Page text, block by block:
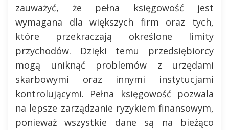
zauważyć, że pełna księgowość jest
wymagana dla większych firm oraz tych,
które przekraczają określone limity
przychodów. Dzięki temu przedsiębiorcy
mogą uniknąć problemów z urzędami
skarbowymi oraz innymi instytucjami
kontrolującymi. Pełna księgowość pozwala
na lepsze zarządzanie ryzykiem finansowym,
ponieważ wszystkie dane są na bieżąco